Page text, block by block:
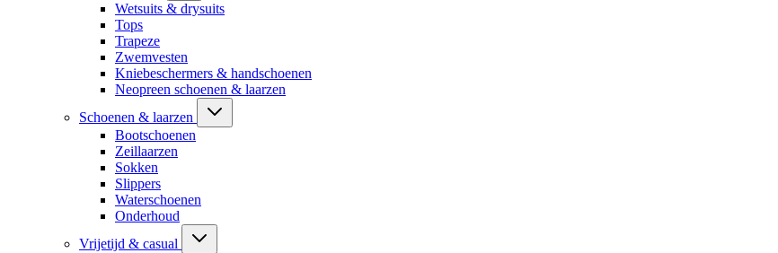
Wetsuits & drysuits
Tops
Trapeze
Zwemvesten
Kniebeschermers & handschoenen
Neopreen schoenen & laarzen
Schoenen & laarzen
Bootschoenen
Zeillaarzen
Sokken
Slippers
Waterschoenen
Onderhoud
Vrijetijd & casual